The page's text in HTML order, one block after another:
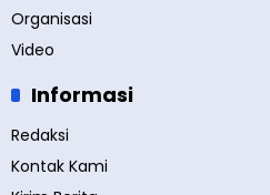
Organisasi
Video
Informasi
Redaksi
Kontak Kami